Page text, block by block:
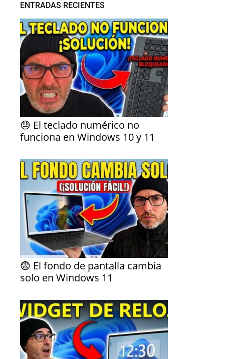
ENTRADAS RECIENTES
😓 El teclado numérico no
funciona en Windows 10 y 11
😨 El fondo de pantalla cambia
solo en Windows 11